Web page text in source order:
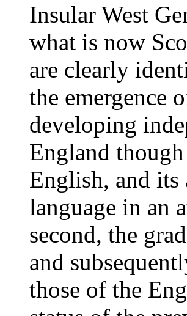
Insular West
what is now
are clearly
the emergence
developing
England
English, and
language in an
second, the
and
those of the